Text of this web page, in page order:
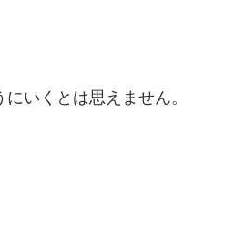
いくとは思えません。